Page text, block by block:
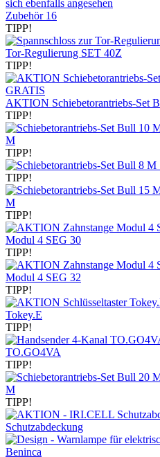
sich ebenfalls angesehen
Zubehör 16
TIPP!
Tor-Regulierung SET 40Z
TIPP!
AKTION Schiebetorantriebs-Set
TIPP!
M
TIPP!
TIPP!
M
TIPP!
Modul 4 SEG 30
TIPP!
Modul 4 SEG 32
TIPP!
Tokey.E
TIPP!
TO.GO4VA
TIPP!
M
TIPP!
Schutzabdeckung